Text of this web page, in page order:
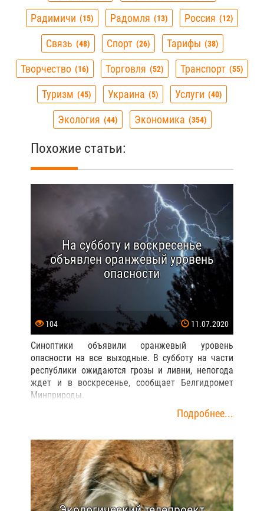
Радимичи 15 Радомля 13 Россия 12
Связь 48 Спорт 26 Тарифы 38
Творчество 16 Торговля 52 Транспорт 55
Туризм 45 Украина 5 Услуги 40
Экология 44 Экономика 354
Похожие статьи:
На субботу и воскресенье
объявлен оранжевый уровень
опасности
104 11.07.2020
Синоптики объявили оранжевый уровень
опасности на все выходные. В субботу на части
республики ожидаются грозы и ливни, непогода
ждет и в воскресенье, сообщает Белгидромет
Минприроды.
Подробнее...